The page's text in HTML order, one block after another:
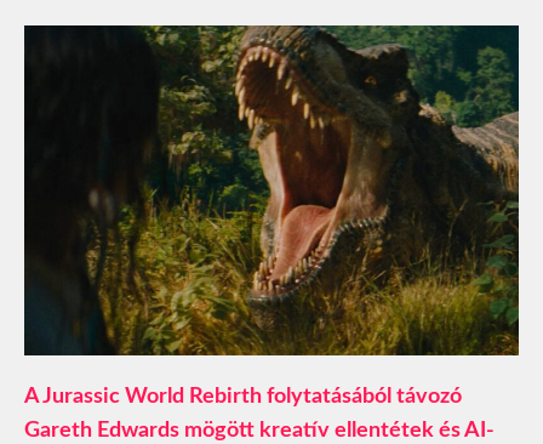
A Jurassic World Rebirth folytatásából távozó
Gareth Edwards mögött kreatív ellentétek és AI-